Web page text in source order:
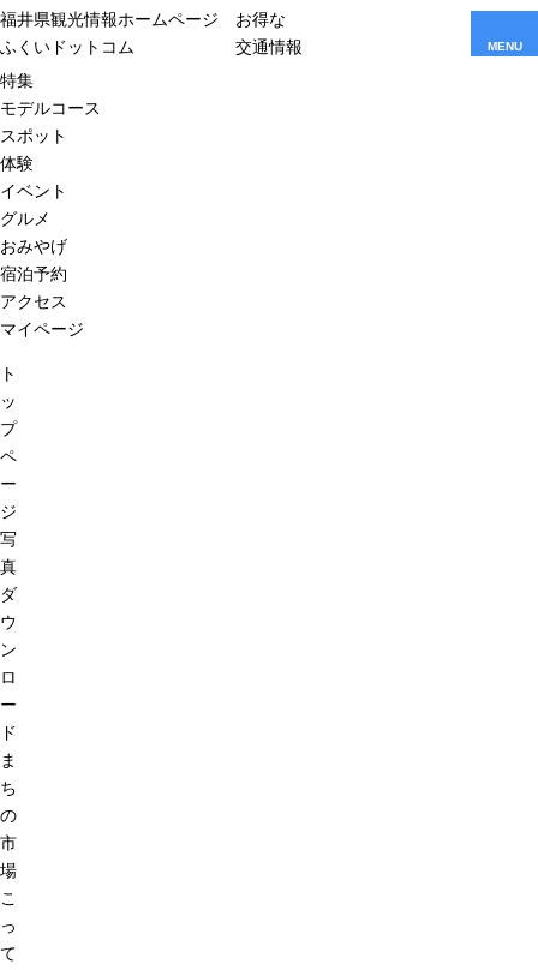
福井県観光情報ホームページ
ふくいドットコム
お得な
交通情報
MENU
特集
モデルコース
スポット
体験
イベント
グルメ
おみやげ
宿泊予約
アクセス
マイページ
ト
ッ
プ
ペ
ー
ジ
写
真
ダ
ウ
ン
ロ
ー
ド
ま
ち
の
市
場
こ
っ
て